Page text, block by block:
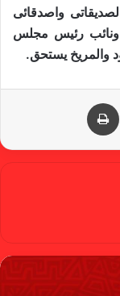
واصدقائى
ونائب رئيس مجلس
والمريخ يستحق.